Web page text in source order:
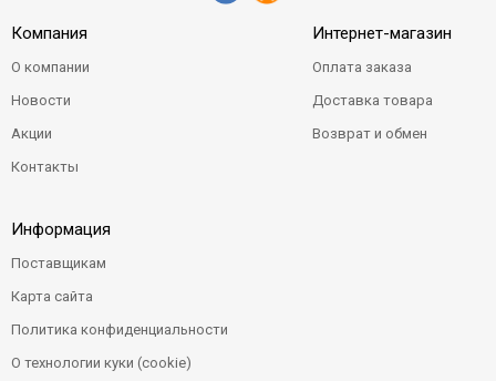
Компания
О компании
Новости
Акции
Контакты
Интернет-магазин
Оплата заказа
Доставка товара
Возврат и обмен
Информация
Поставщикам
Карта сайта
Политика конфиденциальности
О технологии куки (cookie)